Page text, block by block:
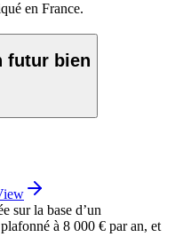
en France.
futur bien
sur la base d’un
à 8 000 € par an, et